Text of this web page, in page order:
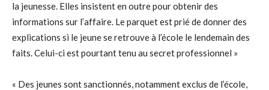
la jeunesse. Elles insistent en outre pour obtenir des
informations sur l’affaire. Le parquet est prié de donner des
explications si le jeune se retrouve à l’école le lendemain des
faits. Celui-ci est pourtant tenu au secret professionnel »
« Des jeunes sont sanctionnés, notamment exclus de l’école,